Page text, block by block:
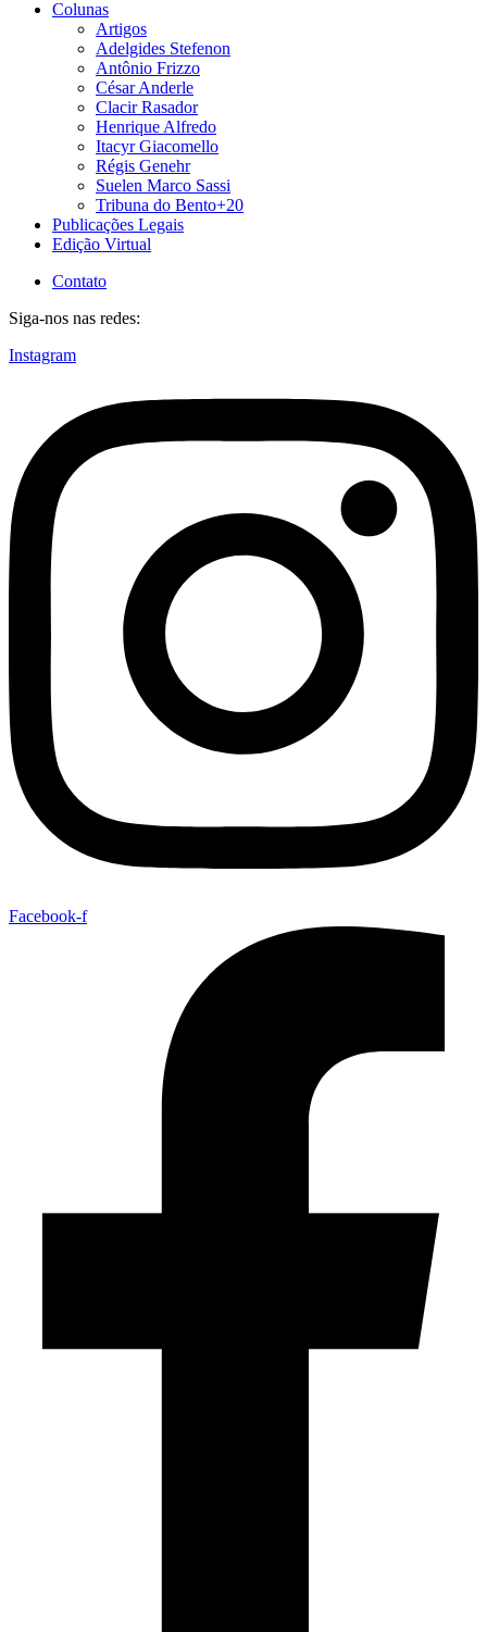
Colunas
Artigos
Adelgides Stefenon
Antônio Frizzo
César Anderle
Clacir Rasador
Henrique Alfredo
Itacyr Giacomello
Régis Genehr
Suelen Marco Sassi
Tribuna do Bento+20
Publicações Legais
Edição Virtual
Contato
Siga-nos nas redes:
Instagram
Facebook-f